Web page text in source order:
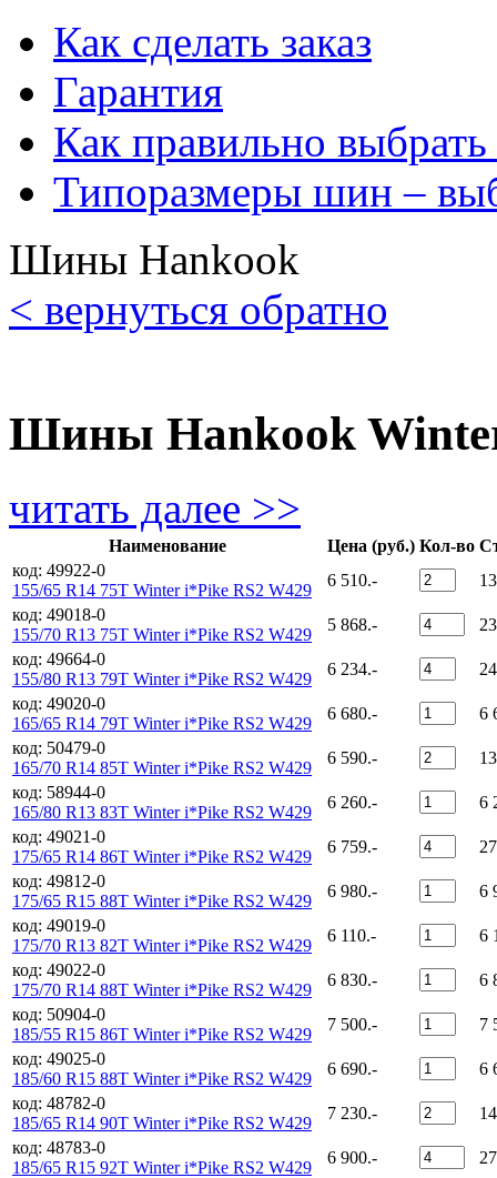
Как сделать заказ
Гарантия
Как правильно
Типоразмеры шин –
Шины Hankook
< вернуться обратно
Шины Hankook
читать далее >>
Наименование Цена (руб.) Кол-во
код: 49922-0
155/65 R14 75T Winter i*Pike RS2 W429
6 510.-
код: 49018-0
155/70 R13 75T Winter i*Pike RS2 W429
5 868.-
код: 49664-0
155/80 R13 79T Winter i*Pike RS2 W429
6 234.-
код: 49020-0
165/65 R14 79T Winter i*Pike RS2 W429
6 680.-
6
код: 50479-0
165/70 R14 85T Winter i*Pike RS2 W429
6 590.-
код: 58944-0
165/80 R13 83T Winter i*Pike RS2 W429
6 260.-
6
код: 49021-0
175/65 R14 86T Winter i*Pike RS2 W429
6 759.-
код: 49812-0
175/65 R15 88T Winter i*Pike RS2 W429
6 980.-
6
код: 49019-0
175/70 R13 82T Winter i*Pike RS2 W429
6 110.-
6
код: 49022-0
175/70 R14 88T Winter i*Pike RS2 W429
6 830.-
6
код: 50904-0
185/55 R15 86T Winter i*Pike RS2 W429
7 500.-
7
код: 49025-0
185/60 R15 88T Winter i*Pike RS2 W429
6 690.-
6
код: 48782-0
185/65 R14 90T Winter i*Pike RS2 W429
7 230.-
код: 48783-0
185/65 R15 92T Winter i*Pike RS2 W429
6 900.-